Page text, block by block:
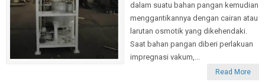
dalam suatu bahan pangan kemudian
menggantikannya dengan cairan atau
larutan osmotik yang dikehendaki.
Saat bahan pangan diberi perlakuan
impregnasi vakum,...
Read More